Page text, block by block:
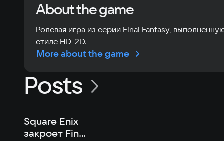
About the game
Ролевая игра из серии Final Fantasy,
стиле HD-2D.
More about the game
Posts
Square Enix
закроет Final